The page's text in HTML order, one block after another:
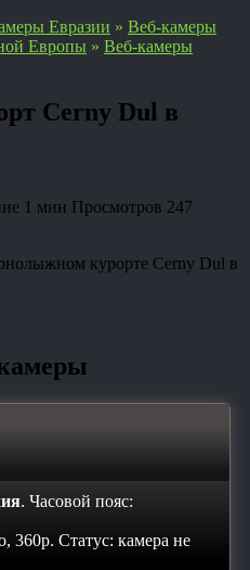
Евразии » Веб-камеры
Европы » Веб-камеры
Cerny Dul в
1 мин Просмотров 247
курорте Cerny Dul в
. Часовой пояс:
360p. Статус: камера не